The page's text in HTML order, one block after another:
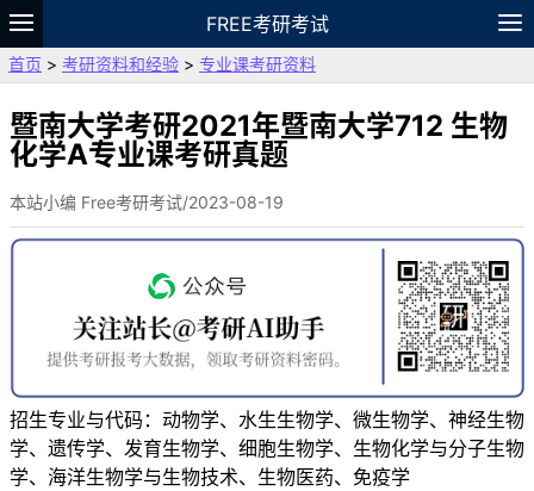
FREE考研考试
题库
故事 专题 APP
VIP
资料
首页 > 考研资料和经验 > 专业课考研资料
暨南大学考研2021年暨南大学712 生物
化学A专业课考研真题
本站小编 Free考研考试/2023-08-19
招生专业与代码：动物学、水生生物学、微生物学、神经生物
学、遗传学、发育生物学、细胞生物学、生物化学与分子生物
学、海洋生物学与生物技术、生物医药、免疫学